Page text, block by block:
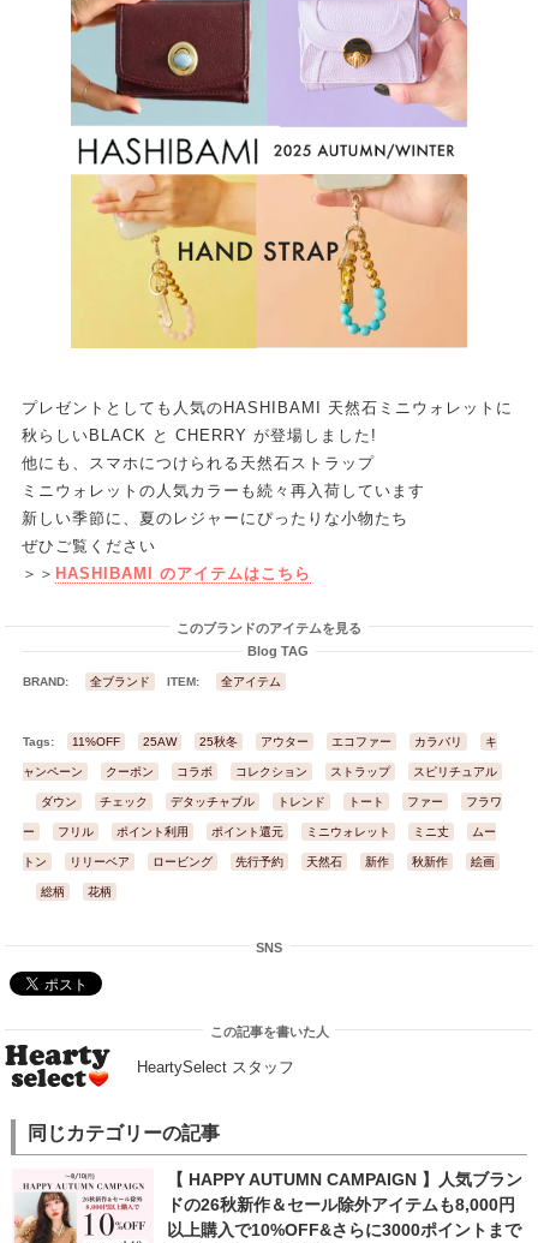
プレゼントとしても人気のHASHIBAMI 天然石ミニウォレットに
秋らしいBLACK と CHERRY が登場しました!
他にも、スマホにつけられる天然石ストラップ
ミニウォレットの人気カラーも続々再入荷しています
新しい季節に、夏のレジャーにぴったりな小物たち
ぜひご覧ください
＞＞ HASHIBAMI のアイテムはこちら
このブランドのアイテムを見る
Blog TAG
BRAND: 全ブランド ITEM: 全アイテム
Tags: 11%OFF 25AW 25秋冬 アウター エコファー カラバリ キ
ャンペーン クーポン コラボ コレクション ストラップ スピリチュアル
ダウン チェック デタッチャブル トレンド トート ファー フラワ
ー フリル ポイント利用 ポイント還元 ミニウォレット ミニ丈 ムー
トン リリーベア ロービング 先行予約 天然石 新作 秋新作 絵画
総柄 花柄
SNS
この記事を書いた人
HeartySelect スタッフ
同じカテゴリーの記事
【 HAPPY AUTUMN CAMPAIGN 】人気ブラン
ドの26秋新作＆セール除外アイテムも8,000円
以上購入で10%OFF&さらに3000ポイントまで